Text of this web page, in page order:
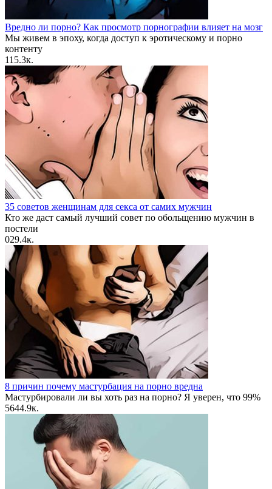
Вредно ли порно? Как просмотр порнографии влияет на мозг
Мы живем в эпоху, когда доступ к эротическому и порно
контенту
115.3к.
35 советов женщинам для секса от самих мужчин
Кто же даст самый лучший совет по обольщению мужчин в
постели
029.4к.
8 причин почему мастурбация на порно вредна
Мастурбировали ли вы хоть раз на порно? Я уверен, что 99%
5644.9к.